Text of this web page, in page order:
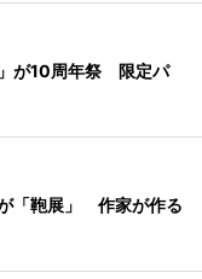
が10周年祭 限定パ
「鞄展」 作家が作る